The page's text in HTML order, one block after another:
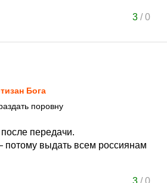
3/0
Бога
поровну
передачи.
потому выдать всем россиянам
3/0